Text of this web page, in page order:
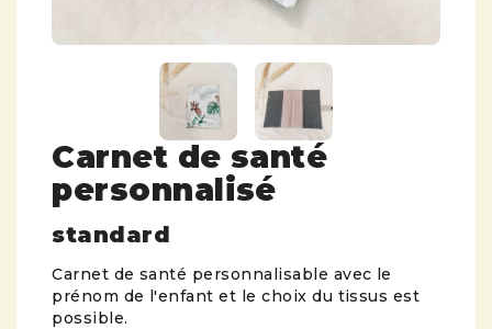
Carnet de santé
personnalisé
standard
Carnet de santé personnalisable avec le
prénom de l'enfant et le choix du tissus est
possible.